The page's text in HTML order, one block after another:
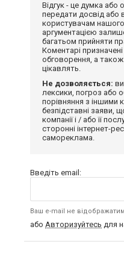
Відгук - це думка або
передати досвід або
користувачам
аргументацією
багатьом прийняти
Коментарі
обговорення, а
цікавлять.
Не дозволяється:
лексики, погроз або
порівняння з іншими
безпідставні заяви,
компанії і / або її
сторонні інтернет-
самореклама.
Введіть email:
Ваш e-mail не
або Авторизуйтесь для